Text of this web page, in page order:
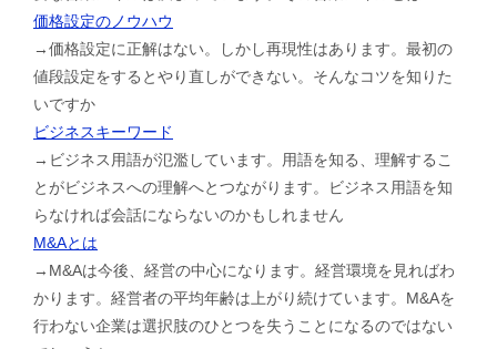
価格設定のノウハウ
→価格設定に正解はない。しかし再現性はあります。最初の
値段設定をするとやり直しができない。そんなコツを知りた
いですか
ビジネスキーワード
→ビジネス用語が氾濫しています。用語を知る、理解するこ
とがビジネスへの理解へとつながります。ビジネス用語を知
らなければ会話にならないのかもしれません
M&Aとは
→M&Aは今後、経営の中心になります。経営環境を見ればわ
かります。経営者の平均年齢は上がり続けています。M&Aを
行わない企業は選択肢のひとつを失うことになるのではない